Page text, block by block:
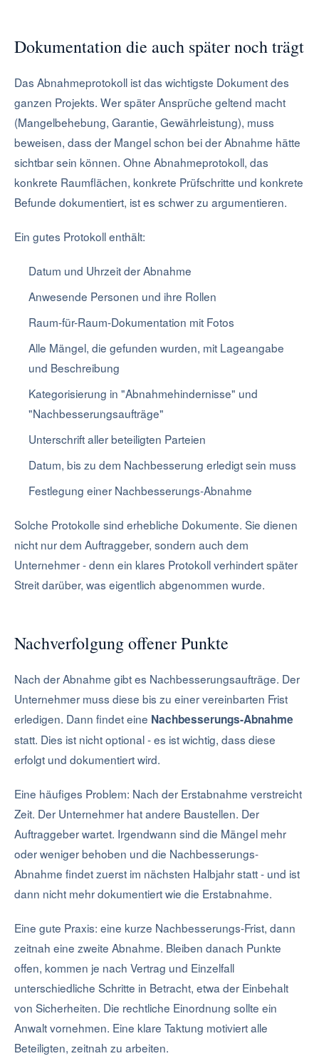
Dokumentation die auch später noch trägt
Das Abnahmeprotokoll ist das wichtigste Dokument des
ganzen Projekts. Wer später Ansprüche geltend macht
(Mangelbehebung, Garantie, Gewährleistung), muss
beweisen, dass der Mangel schon bei der Abnahme hätte
sichtbar sein können. Ohne Abnahmeprotokoll, das
konkrete Raumflächen, konkrete Prüfschritte und konkrete
Befunde dokumentiert, ist es schwer zu argumentieren.
Ein gutes Protokoll enthält:
Datum und Uhrzeit der Abnahme
Anwesende Personen und ihre Rollen
Raum-für-Raum-Dokumentation mit Fotos
Alle Mängel, die gefunden wurden, mit Lageangabe
und Beschreibung
Kategorisierung in "Abnahmehindernisse" und
"Nachbesserungsaufträge"
Unterschrift aller beteiligten Parteien
Datum, bis zu dem Nachbesserung erledigt sein muss
Festlegung einer Nachbesserungs-Abnahme
Solche Protokolle sind erhebliche Dokumente. Sie dienen
nicht nur dem Auftraggeber, sondern auch dem
Unternehmer - denn ein klares Protokoll verhindert später
Streit darüber, was eigentlich abgenommen wurde.
Nachverfolgung offener Punkte
Nach der Abnahme gibt es Nachbesserungsaufträge. Der
Unternehmer muss diese bis zu einer vereinbarten Frist
erledigen. Dann findet eine Nachbesserungs-Abnahme
statt. Dies ist nicht optional - es ist wichtig, dass diese
erfolgt und dokumentiert wird.
Eine häufiges Problem: Nach der Erstabnahme verstreicht
Zeit. Der Unternehmer hat andere Baustellen. Der
Auftraggeber wartet. Irgendwann sind die Mängel mehr
oder weniger behoben und die Nachbesserungs-
Abnahme findet zuerst im nächsten Halbjahr statt - und ist
dann nicht mehr dokumentiert wie die Erstabnahme.
Eine gute Praxis: eine kurze Nachbesserungs-Frist, dann
zeitnah eine zweite Abnahme. Bleiben danach Punkte
offen, kommen je nach Vertrag und Einzelfall
unterschiedliche Schritte in Betracht, etwa der Einbehalt
von Sicherheiten. Die rechtliche Einordnung sollte ein
Anwalt vornehmen. Eine klare Taktung motiviert alle
Beteiligten, zeitnah zu arbeiten.